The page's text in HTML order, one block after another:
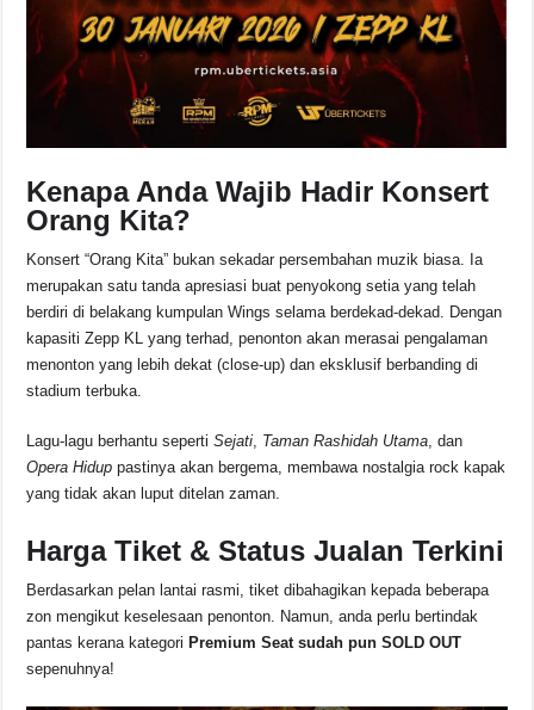
Kenapa Anda Wajib Hadir Konsert
Orang Kita?
Konsert “Orang Kita” bukan sekadar persembahan muzik biasa. Ia
merupakan satu tanda apresiasi buat penyokong setia yang telah
berdiri di belakang kumpulan Wings selama berdekad-dekad. Dengan
kapasiti Zepp KL yang terhad, penonton akan merasai pengalaman
menonton yang lebih dekat (close-up) dan eksklusif berbanding di
stadium terbuka.
Lagu-lagu berhantu sepertiSejati, Taman Rashidah Utama, dan
Opera Hidup pastinya akan bergema, membawa nostalgia rock kapak
yang tidak akan luput ditelan zaman.
Harga Tiket & Status Jualan Terkini
Berdasarkan pelan lantai rasmi, tiket dibahagikan kepada beberapa
zon mengikut keselesaan penonton. Namun, anda perlu bertindak
pantas kerana kategori Premium Seat sudah pun SOLD OUT
sepenuhnya!